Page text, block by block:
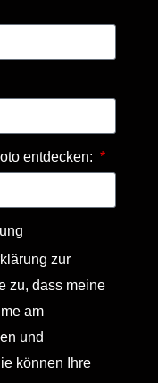
entdecken:
zur
zu, dass meine
am
und
können Ihre